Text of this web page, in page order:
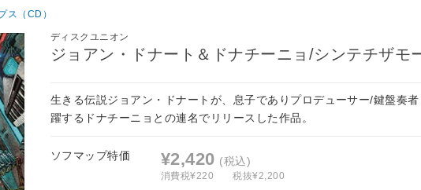
ス（CD）
ディスクユニオン
ジョアン・ドナート＆ドナチーニョ/シンテチザモ
生きる伝説ジョアン・ドナートが、息子でありプロデューサー/鍵盤奏
躍するドナチーニョとの連名でリリースした作品。
ソフマップ特価 ¥2,420 (税込)
消費税¥220 税抜¥2,200